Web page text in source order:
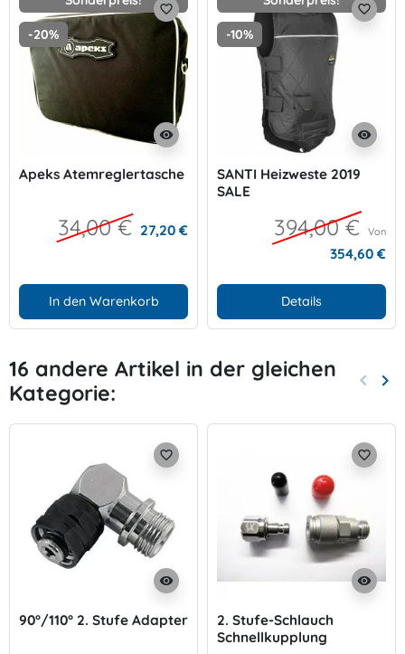
-20%
visibility
favorite_border
Apeks Atemreglertasche
34,00 € 27,20 €
In den Warenkorb
-10%
visibility
favorite_border
SANTI Heizweste 2019
SALE
394,00 € Von
354,60 €
Details
16 andere Artikel in der gleichen
Kategorie:
Zurück
keyboard_arrow_left keyboard_arrow_right
visibility
favorite_border
90°/110° 2. Stufe Adapter
visibility
favorite_border
2. Stufe-Schlauch
Schnellkupplung